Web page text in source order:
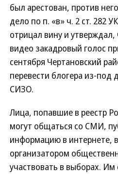
был арестован, против
дело по п. «в» ч. 2 ст. 282
отрицал вину и
видео закадровый голос
сентября Чертановский
перевести блогера из-под
СИЗО.
Лица, попавшие в реестр
могут общаться со СМИ,
информацию в интернете,
организатором
участвовать в выборах. Им